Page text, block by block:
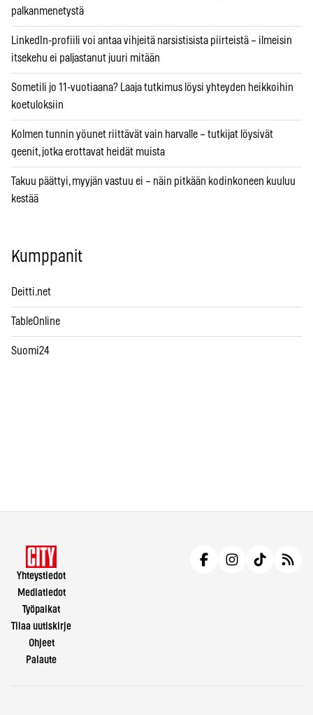
palkanmenetystä
LinkedIn-profiili voi antaa vihjeitä narsistisista piirteistä – ilmeisin
itsekehu ei paljastanut juuri mitään
Sometili jo 11-vuotiaana? Laaja tutkimus löysi yhteyden heikkoihin
koetuloksiin
Kolmen tunnin yöunet riittävät vain harvalle – tutkijat löysivät
geenit, jotka erottavat heidät muista
Takuu päättyi, myyjän vastuu ei – näin pitkään kodinkoneen kuuluu
kestää
Kumppanit
Deitti.net
TableOnline
Suomi24
Yhteystiedot
Mediatiedot
Työpaikat
Tilaa uutiskirje
Ohjeet
Palaute